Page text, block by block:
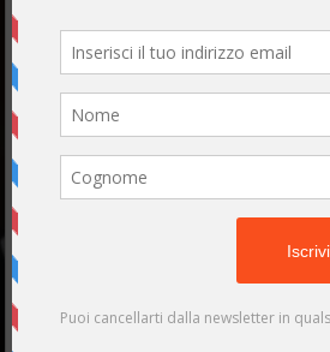
Learn more
Your personal data will be processed
(cookies, unique identifiers, and other
accessed by and shared with 681
site. We and our partners may use
partners.
Some vendors may process your
interest, which you can object to by
for a link at the bottom of this page or
withdraw consent in privacy and cookie